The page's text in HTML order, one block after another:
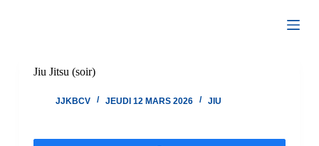
Jiu Jitsu (soir)
JJKBCV JEUDI 12 MARS 2026 JIU